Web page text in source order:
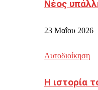
Νέος
23 Μαΐου 2026
Αυτοδιοίκηση
Η ιστορία